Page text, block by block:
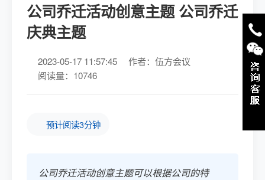
公司乔迁活动创意主题 公司乔迁
庆典主题
2023-05-17 11:57:45
作者：伍方会议
阅读量：10746
预计阅读3分钟
公司乔迁活动创意主题可以根据公司的特